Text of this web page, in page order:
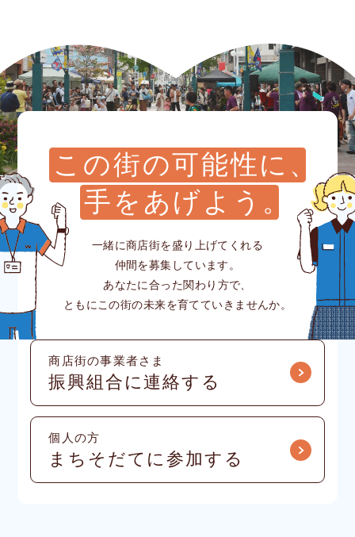
この街の可能性に 、
手をあげよう 。
一緒に商店街を盛り上げてくれる
仲間を募集しています。
あなたに合った関わり方で、
ともにこの街の未来を育てていきませんか。
商店街の事業者さま
振興組合に連絡する
個人の方
まちそだてに参加する